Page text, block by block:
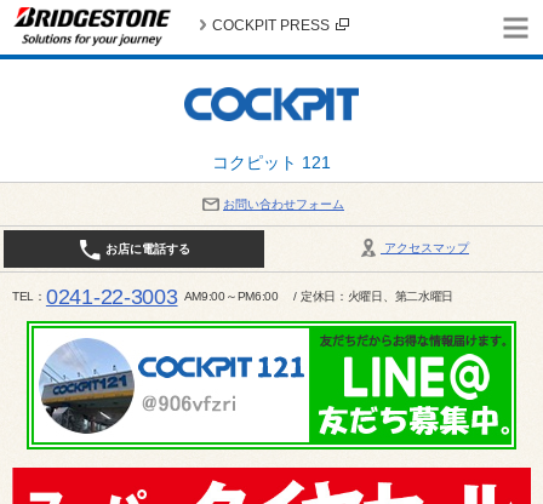
コクピット 121
COCKPIT PRESS
お問い合わせフォーム
アクセスマップ
お店に電話する
TEL 0241-22-3003 AM9:00～PM6:00 / 定休日：火曜日、第二水曜日